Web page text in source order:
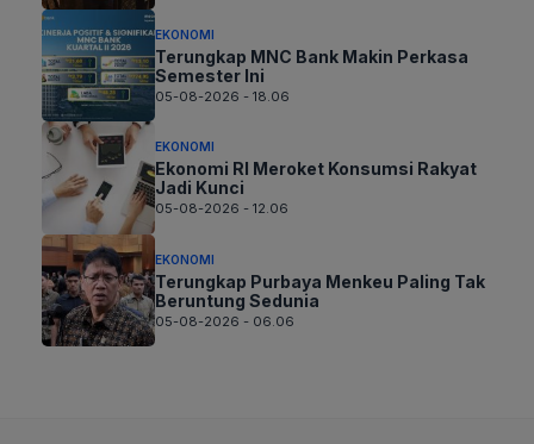
EKONOMI
Terungkap MNC Bank Makin Perkasa
Semester Ini
05-08-2026 - 18.06
EKONOMI
Ekonomi RI Meroket Konsumsi Rakyat
Jadi Kunci
05-08-2026 - 12.06
EKONOMI
Terungkap Purbaya Menkeu Paling Tak
Beruntung Sedunia
05-08-2026 - 06.06